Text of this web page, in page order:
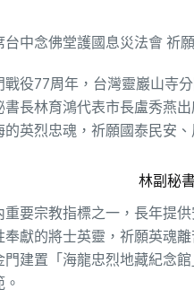
役77周年，台灣靈巖山寺
長林育鴻代表市長盧秀燕
英烈忠魂，祈願國泰民安
林副秘
要宗教指標之一，長年提
獻的將士英靈，祈願英魂
建置「海龍忠烈地藏紀念